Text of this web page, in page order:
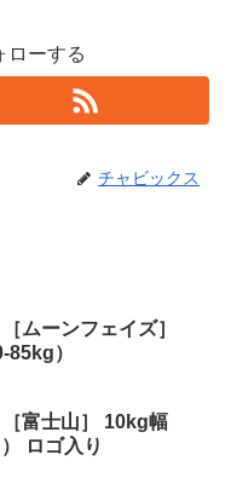
ローする
チャビックス
ムーンフェイズ］
）
富士山］ 10kg幅
ロゴ入り